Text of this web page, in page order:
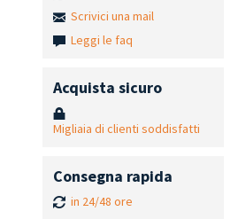
Scrivici una mail
Leggi le faq
Acquista sicuro
Migliaia di clienti soddisfatti
Consegna rapida
in 24/48 ore